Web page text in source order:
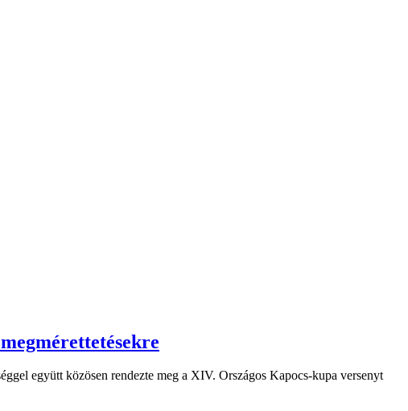
együtt közösen rendezte meg a XIV. Országos Kapocs-kupa versenyt